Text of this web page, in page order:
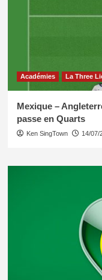
Académies La Three
Mexique –
passe en Quarts
Ken SingTown 14/07/